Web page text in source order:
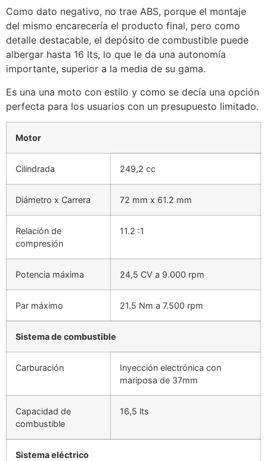
Como dato negativo, no trae ABS, porque el montaje
del mismo encarecería el producto final, pero como
detalle destacable, el depósito de combustible puede
albergar hasta 16 lts, lo que le da una autonomía
importante, superior a la media de su gama.
Es una una moto con estilo y como se decía una opción
perfecta para los usuarios con un presupuesto limitado.
Motor
Cilindrada 249,2 cc
Diámetro x Carrera 72 mm x 61.2 mm
Relación de
compresión
11.2 :1
Potencia máxima 24,5 CV a 9.000 rpm
Par máximo 21.5 Nm a 7.500 rpm
Sistema de combustible
Carburación
Inyección electrónica con
mariposa de 37mm
Capacidad de
combustible
16,5 lts
Sistema eléctrico